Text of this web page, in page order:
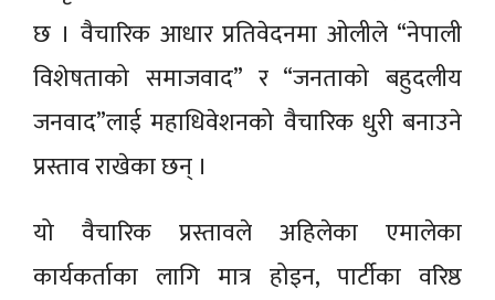
छ । वैचारिक आधार प्रतिवेदनमा ओलीले “नेपाली
विशेषताको समाजवाद” र “जनताको बहुदलीय
जनवाद”लाई महाधिवेशनको वैचारिक धुरी बनाउने
प्रस्ताव राखेका छन् ।
यो वैचारिक प्रस्तावले अहिलेका एमालेका
कार्यकर्ताका लागि मात्र होइन, पार्टीका वरिष्ठ